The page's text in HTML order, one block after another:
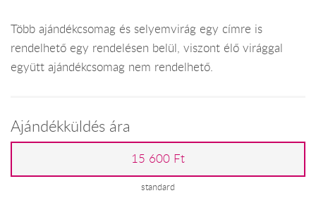
Több ajándékcsomag és selyemvirág egy címre is
rendelhető egy rendelésen belül, viszont élő virággal
együtt ajándékcsomag nem rendelhető.
Ajándékküldés ára
15 600 Ft
standard